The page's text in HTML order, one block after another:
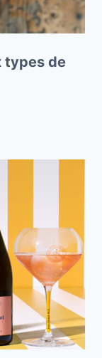
types de